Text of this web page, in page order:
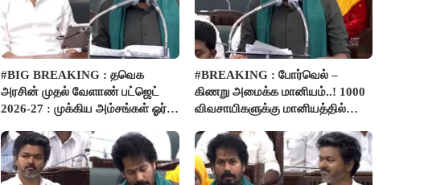
#BIG BREAKING : தவெக
அரசின் முதல் வேளாண் பட்ஜெட்
2026-27 : முக்கிய அம்சங்கள் ஓர்
#BREAKING : போர்வெல் –
கிணறு அமைக்க மானியம்..! 1000
விவசாயிகளுக்கு மானியத்தில்